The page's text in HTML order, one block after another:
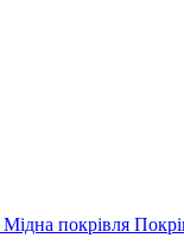
Мідна покрівля